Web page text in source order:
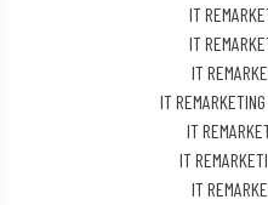
IT
IT
IT
IT
IT
IT
IT